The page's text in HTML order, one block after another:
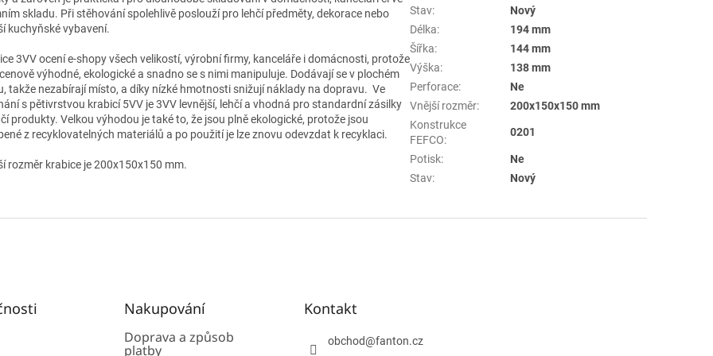
skladu. Při stěhování spolehlivě poslouží pro lehčí předměty, dekorace nebo
kuchyňské vybavení.
3VV ocení e‑shopy všech velikostí, výrobní firmy, kanceláře i domácnosti, protože
výhodné, ekologické a snadno se s nimi manipuluje. Dodávají se v plochém
takže nezabírají místo, a díky nízké hmotnosti snižují náklady na dopravu. Ve
s pětivrstvou krabicí 5VV je 3VV levnější, lehčí a vhodná pro standardní zásilky
produkty. Velkou výhodou je také to, že jsou plně ekologické, protože jsou
z recyklovatelných materiálů a po použití je lze znovu odevzdat k recyklaci.
rozměr krabice je 200x150x150 mm.
Stav:
Nový
Délka:
194 mm
Šířka:
144 mm
Výška:
138 mm
Perforace:
Ne
Vnější rozměr:
200x150x150 mm
Konstrukce
FEFCO:
0201
Potisk:
Ne
Stav: Nový
Nakupování
Doprava a způsob
platby
Kontakt
obchod@fanton.cz